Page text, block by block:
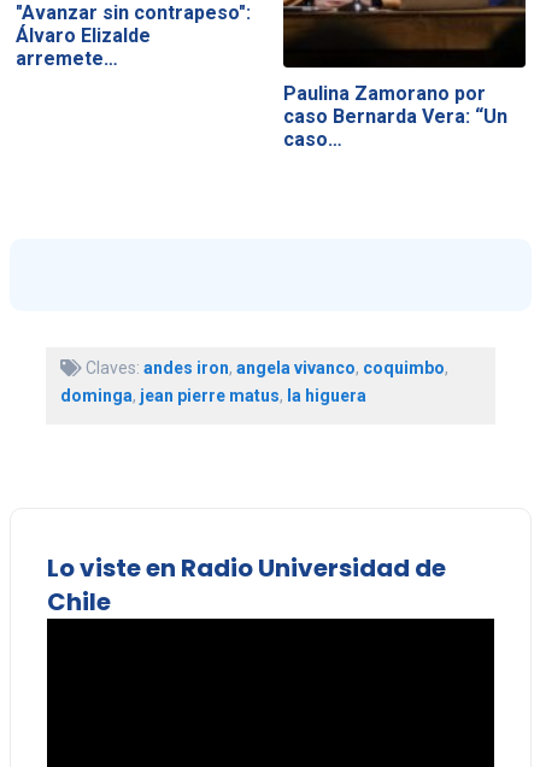
"Avanzar sin contrapeso":
Álvaro Elizalde
arremete…
Paulina Zamorano por
caso Bernarda Vera: “Un
caso…
Claves: andes iron, angela vivanco, coquimbo,
dominga, jean pierre matus, la higuera
Lo viste en Radio Universidad de
Chile